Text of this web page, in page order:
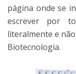
página onde se
escrever por
literalmente e
Biotecnologia.